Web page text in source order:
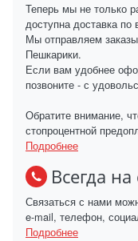
Теперь мы не только
доступна доставка по
Мы отправляем
Пешкарики.
Если вам удобнее
позвоните - с
Обратите внимание,
стопроцентной
Подробнее
Всегда на
Связаться с нами
e-mail, телефон,
Подробнее